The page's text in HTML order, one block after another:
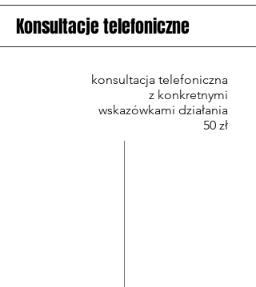
Konsultacje telefoniczne
konsultacja telefoniczna
z konkretnymi
wskazówkami działania
50 zł